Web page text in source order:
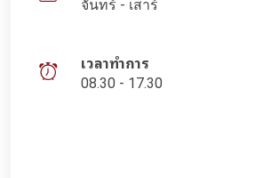
จันทร์ - เสาร์
เวลาทำการ
08.30 - 17.30